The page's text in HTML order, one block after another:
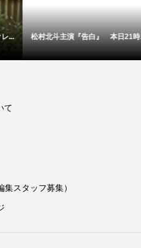
松村北斗主演『告白』 本日21時...
て
スタッフ募集）